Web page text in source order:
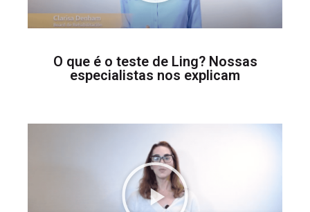
O que é o teste de Ling? Nossas
especialistas nos explicam